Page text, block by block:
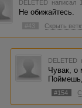
DELETED написал
Не обижайтесь.
#43 Скрыть
DELETED
Чувак, о
#154